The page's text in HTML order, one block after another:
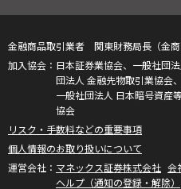
金融商品取引業者 関東財務局長（金
日本証券業協会、一般社団
団法人 金融先物取引業協会、
一般社団法人 日本暗号資産
協会
リスク・手数料などの重要事項
個人情報のお取り扱いについて
マネックス証券株式会社 会
ヘルプ（通知の登録・解除）